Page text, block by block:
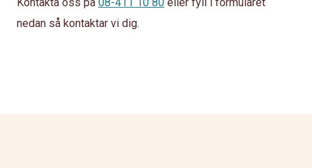
nedan så kontaktar vi dig.